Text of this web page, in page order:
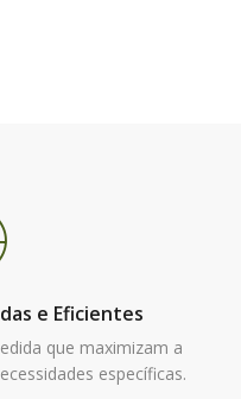
e Eficientes
que maximizam a
específicas.